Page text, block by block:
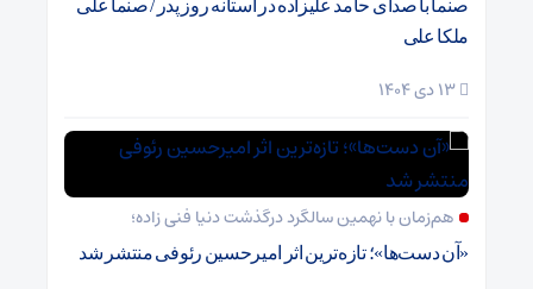
صنما با صدای حامد علیزاده در آستانه روز پدر / صنما علی
ملکا علی
هم‌زمان با نهمین سالگرد درگذشت دنیا فنی زاده؛
«آن دست‌ها»؛ تازه‌ترین اثر امیرحسین رئوفی منتشر شد